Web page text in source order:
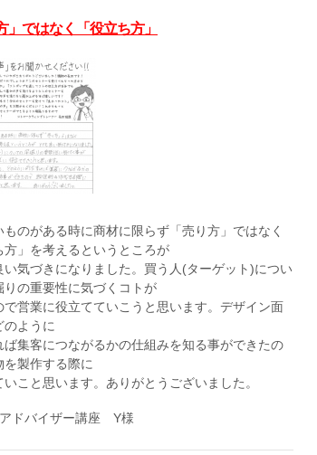
」ではなく「役立ち方」
ものがある時に商材に限らず「売り方」ではなく
方」を考えるというところが
い気づきになりました。買う人(ターゲット)につい
りの重要性に気づくコトが
で営業に役立てていこうと思います。デザイン面
のように
ば集客につながるかの仕組みを知る事ができたの
を製作する際に
いこと思います。ありがとうございました。
ドバイザー講座 Y様